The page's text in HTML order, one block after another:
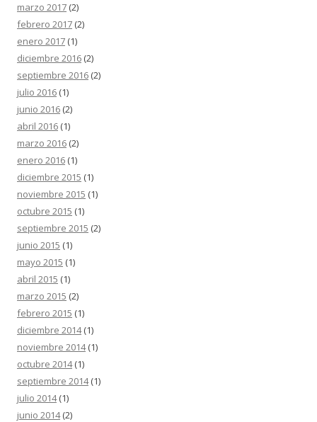
marzo 2017 (2)
febrero 2017 (2)
enero 2017 (1)
diciembre 2016 (2)
septiembre 2016 (2)
julio 2016 (1)
junio 2016 (2)
abril 2016 (1)
marzo 2016 (2)
enero 2016 (1)
diciembre 2015 (1)
noviembre 2015 (1)
octubre 2015 (1)
septiembre 2015 (2)
junio 2015 (1)
mayo 2015 (1)
abril 2015 (1)
marzo 2015 (2)
febrero 2015 (1)
diciembre 2014(1)
noviembre 2014(1)
octubre 2014(1)
septiembre 2014(1)
julio 2014(1)
junio 2014(2)